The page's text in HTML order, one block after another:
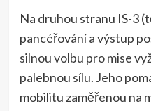
Na druhou stranu IS-3
pancéřování a výstup
silnou volbu pro mise
palebnou sílu. Jeho
mobilitu zaměřenou na